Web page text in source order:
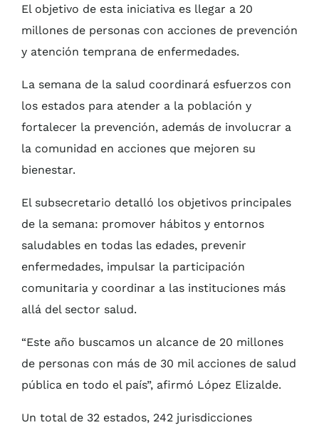
El objetivo de esta iniciativa es llegar a 20
millones de personas con acciones de prevención
y atención temprana de enfermedades.
La semana de la salud coordinará esfuerzos con
los estados para atender a la población y
fortalecer la prevención, además de involucrar a
la comunidad en acciones que mejoren su
bienestar.
El subsecretario detalló los objetivos principales
de la semana: promover hábitos y entornos
saludables en todas las edades, prevenir
enfermedades, impulsar la participación
comunitaria y coordinar a las instituciones más
allá del sector salud.
“Este año buscamos un alcance de 20 millones
de personas con más de 30 mil acciones de salud
pública en todo el país”, afirmó López Elizalde.
Un total de 32 estados, 242 jurisdicciones